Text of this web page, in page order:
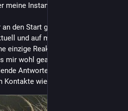
meine Instanz Anoxinon
den Start gegangen, aber alles
und auf meine beiden letzten
einzige Reaktion finden, obwohl
mir wohl geantwortet wurde.
Antworten.
wieder finde!